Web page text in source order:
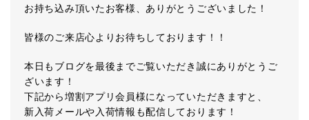
お持ち込み頂いたお客様、ありがとうございました！
皆様のご来店心よりお待ちしております！！
本日もブログを最後までご覧いただき誠にありがとうご
ざいます！
下記から増割アプリ会員様になっていただきますと、
新入荷メールや入荷情報も配信しております！